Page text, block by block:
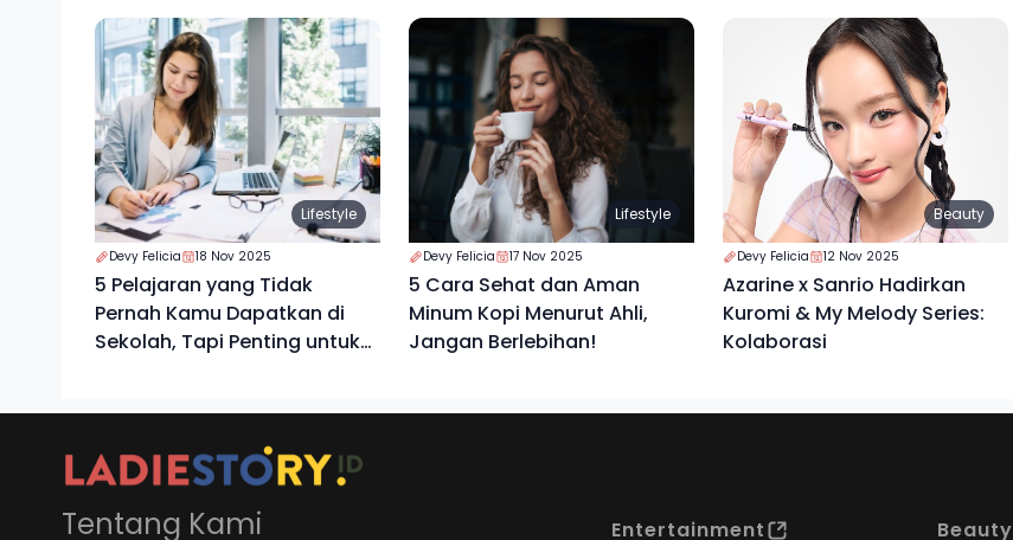
Lifestyle
Devy Felicia 18 Nov 2025
5 Pelajaran yang Tidak
Pernah Kamu Dapatkan di
Sekolah, Tapi Penting untuk
Lifestyle
Devy Felicia 17 Nov 2025
5 Cara Sehat dan Aman
Minum Kopi Menurut Ahli,
Jangan Berlebihan!
Beauty
Devy Felicia 12 Nov 2025
Azarine x Sanrio Hadirkan
Kuromi & My Melody Series:
Kolaborasi
Tentang Kami Entertainment Beauty